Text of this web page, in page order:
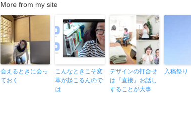
More from my site
会えるときに会っ
ておく
こんなときこそ変
革が起こるんので
は
デザインの打合せ
は『直接』お話し
することが大事
入稿祭り